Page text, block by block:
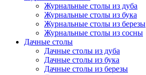
Журнальные столы из дуба
Журнальные столы из бука
Журнальные столы из березы
Журнальные столы из сосны
Дачные столы
Дачные столы из дуба
Дачные столы из бука
Дачные столы из березы